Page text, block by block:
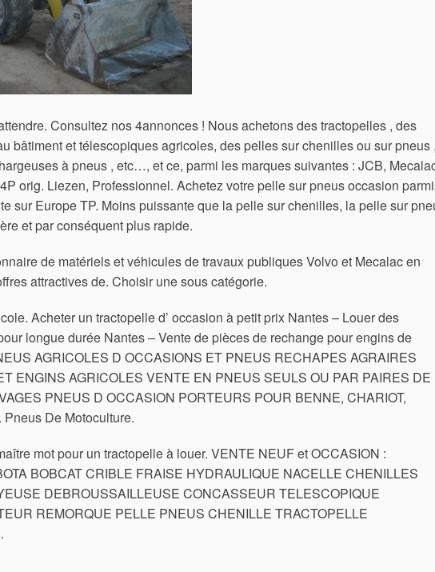
Consultez nos 4annonces ! Nous achetons des tractopelles , des
bâtiment et télescopiques agricoles, des pelles sur chenilles ou sur pneus ,
à pneus , etc…, et ce, parmi les marques suivantes : JCB,
orig. Liezen, Professionnel. Achetez votre pelle sur pneus occasion
sur Europe TP. Moins puissante que la pelle sur chenilles, la pelle sur
et par conséquent plus rapide.
de matériels et véhicules de travaux publiques Volvo et Mecalac en
attractives de. Choisir une sous catégorie.
Acheter un tractopelle d’ occasion à petit prix Nantes – Louer des
longue durée Nantes – Vente de pièces de rechange pour engins de
AGRICOLES D OCCASIONS ET PNEUS RECHAPES AGRAIRES
ENGINS AGRICOLES VENTE EN PNEUS SEULS OU PAR PAIRES DE
PNEUS D OCCASION PORTEURS POUR BENNE, CHARIOT,
De Motoculture.
mot pour un tractopelle à louer. VENTE NEUF et OCCASION :
BOBCAT CRIBLE FRAISE HYDRAULIQUE NACELLE CHENILLES
DEBROUSSAILLEUSE CONCASSEUR TELESCOPIQUE
REMORQUE PELLE PNEUS CHENILLE TRACTOPELLE